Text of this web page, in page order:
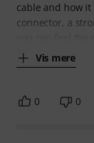
cable and how
connector, a
Vis mere
0 0